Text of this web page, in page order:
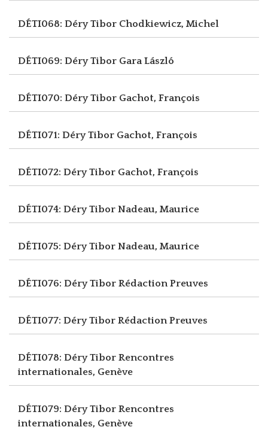
DÉTI068: Déry Tibor Chodkiewicz, Michel
DÉTI069: Déry Tibor Gara László
DÉTI070: Déry Tibor Gachot, François
DÉTI071: Déry Tibor Gachot, François
DÉTI072: Déry Tibor Gachot, François
DÉTI074: Déry Tibor Nadeau, Maurice
DÉTI075: Déry Tibor Nadeau, Maurice
DÉTI076: Déry Tibor Rédaction Preuves
DÉTI077: Déry Tibor Rédaction Preuves
DÉTI078: Déry Tibor Rencontres
internationales, Genève
DÉTI079: Déry Tibor Rencontres
internationales, Genève